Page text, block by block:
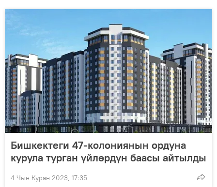
Бишкектеги 47-колониянын ордуна
курула турган үйлөрдүн баасы айтылды
4 Чын Куран 2023, 17:35